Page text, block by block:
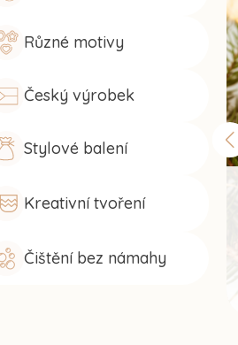
Různé motivy
Český výrobek
Stylové balení
Kreativní tvoření
Čištění bez námahy